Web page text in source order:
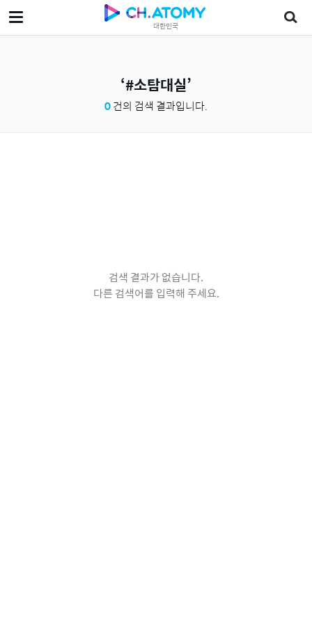
대한민국
#소탐대실
0건의 검색 결과입니다.
검색 결과가 없습니다.
다른 검색어를 입력해 주세요.